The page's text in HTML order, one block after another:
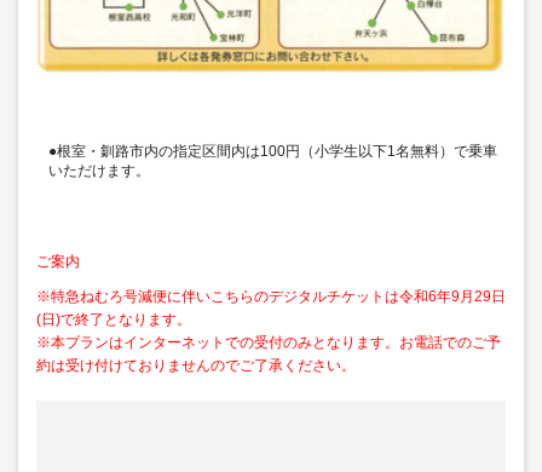
●根室・釧路市内の指定区間内は100円（小学生以下1名無料）で乗車
いただけます。
ご案内
※特急ねむろ号減便に伴いこちらのデジタルチケットは令和6年9月29日
(日)で終了となります。
※本プランはインターネットでの受付のみとなります。お電話でのご予
約は受け付けておりませんのでご了承ください。